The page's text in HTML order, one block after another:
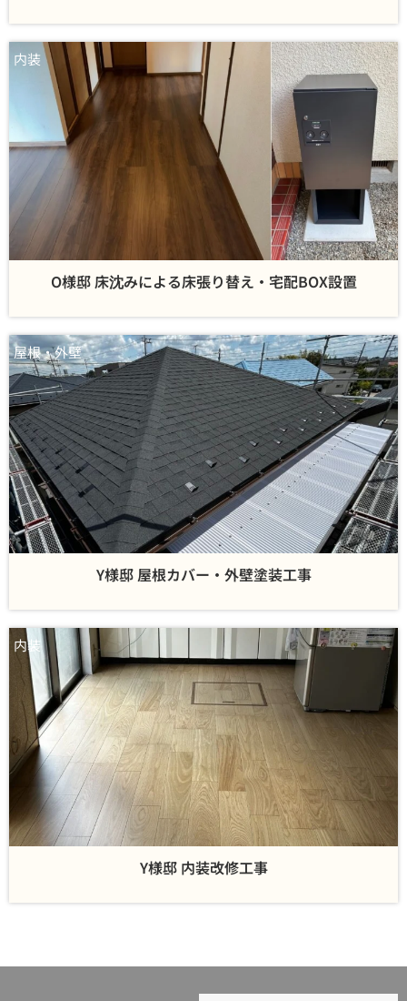
内装
O様邸 床沈みによる床張り替え・宅配BOX設置
屋根・外壁
Y様邸 屋根カバー・外壁塗装工事
内装
Y様邸 内装改修工事